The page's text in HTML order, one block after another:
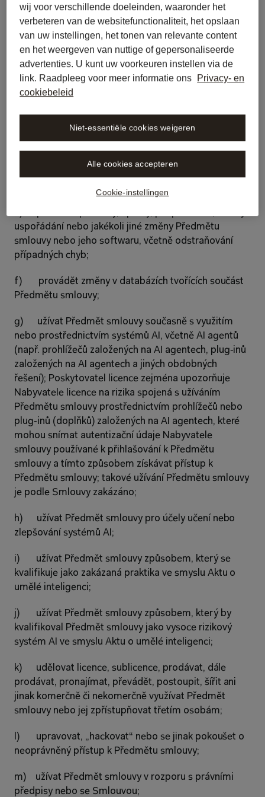
smlouvy, ani k jeho součástem či částem zejména:
a)      šířit Předmět smlouvy;
b)      pořizovat kopie Předmětu smlouvy;
c)      zpřístupňovat Předmět smlouvy jakýmkoli jiným
včetně zpřístupňování z FTP serverů, na webových
stránkách nebo z jiných zařízení, která by vedla k jeho
d)      dekompilovat ani deassemblovat Předmět
uspořádání nebo jakékoli jiné změny Předmětu
smlouvy nebo jeho softwaru, včetně odstraňování
případných chyb;
f)       provádět změny v databázích tvořících součást
Předmětu smlouvy;
g)      užívat Předmět smlouvy současně s využitím
nebo prostřednictvím systémů AI, včetně AI agentů
(např. prohlížečů založených na AI agentech, plug‑inů
založených na AI agentech a jiných obdobných
řešení); Poskytovatel licence zejména upozorňuje
Nabyvatele licence na rizika spojená s užíváním
Předmětu smlouvy prostřednictvím prohlížečů nebo
plug‑inů (doplňků) založených na AI agentech, které
mohou snímat autentizační údaje Nabyvatele
smlouvy používané k přihlašování k Předmětu
smlouvy a tímto způsobem získávat přístup k
Předmětu smlouvy; takové užívání Předmětu smlouvy
je podle Smlouvy zakázáno;
h)      užívat Předmět smlouvy pro účely učení nebo
zlepšování systémů AI;
i)       užívat Předmět smlouvy způsobem, který se
kvalifikuje jako zakázaná praktika ve smyslu Aktu o
umělé inteligenci;
j)       užívat Předmět smlouvy způsobem, který by
kvalifikoval Předmět smlouvy jako vysoce rizikový
systém AI ve smyslu Aktu o umělé inteligenci;
k)      udělovat licence, sublicence, prodávat, dále
prodávat, pronajímat, převádět, postoupit, šířit ani
jinak komerčně či nekomerčně využívat Předmět
smlouvy nebo jej zpřístupňovat třetím osobám;
l)       upravovat, „hackovat“ nebo se jinak pokoušet o
neoprávněný přístup k Předmětu smlouvy;
m)    užívat Předmět smlouvy v rozporu s právními
předpisy nebo se Smlouvou;
wij voor verschillende doeleinden, waaronder het
verbeteren van de websitefunctionaliteit, het opslaan
van uw instellingen, het tonen van relevante content
en het weergeven van nuttige of gepersonaliseerde
advertenties. U kunt uw voorkeuren instellen via de
link. Raadpleeg voor meer informatie ons
Privacy- en
cookiebeleid
Cookie-instellingen
Niet-essentiële cookies weigeren
Alle cookies accepteren